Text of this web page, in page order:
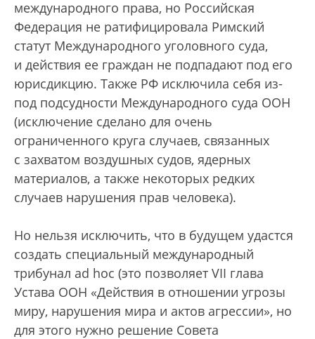
международного права, но Российская
Федерация не ратифицировала Римский
статут Международного уголовного суда,
и действия ее граждан не подпадают под его
юрисдикцию. Также РФ исключила себя из-
под подсудности Международного суда ООН
(исключение сделано для очень
ограниченного круга случаев, связанных
с захватом воздушных судов, ядерных
материалов, а также некоторых редких
случаев нарушения прав человека).
Но нельзя исключить, что в будущем удастся
создать специальный международный
трибунал ad hoc (это позволяет VII глава
Устава ООН «Действия в отношении угрозы
миру, нарушения мира и актов агрессии», но
для этого нужно решение Совета